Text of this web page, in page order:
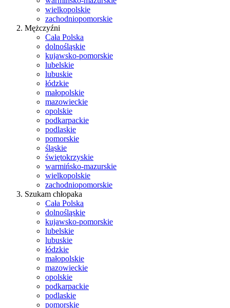
wielkopolskie
zachodniopomorskie
Mężczyźni
Cała Polska
dolnośląskie
kujawsko-pomorskie
lubelskie
lubuskie
łódzkie
małopolskie
mazowieckie
opolskie
podkarpackie
podlaskie
pomorskie
śląskie
świętokrzyskie
warmińsko-mazurskie
wielkopolskie
zachodniopomorskie
Szukam chłopaka
Cała Polska
dolnośląskie
kujawsko-pomorskie
lubelskie
lubuskie
łódzkie
małopolskie
mazowieckie
opolskie
podkarpackie
podlaskie
pomorskie